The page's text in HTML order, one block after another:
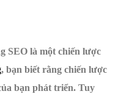
SEO là một chiến lược
, bạn biết rằng chiến lược
bạn phát triển. Tuy